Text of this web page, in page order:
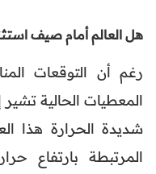
هل العالم أمام صيف
رغم أن التوقعات
المعطيات الحالية
شديدة الحرارة هذا
المرتبطة بارتفاع